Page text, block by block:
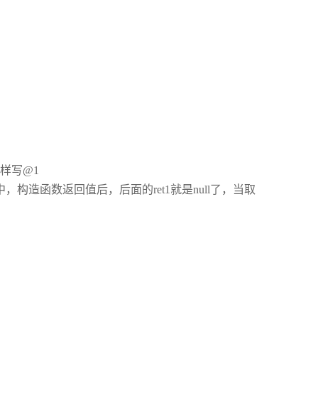
写@1
构造函数返回值后，后面的ret1就是null了，当取